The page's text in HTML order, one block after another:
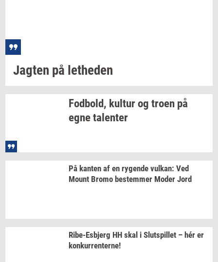
Jag­ten på let­he­den
Fod­bold, kul­turog troen på
egneta­len­ter
På kan­ten af en ry­gen­de vulkan: Ved
Mount Bromo be­stem­mer Moder Jord
Ribe-​Esbjerg HH skal i Slut­spil­let – hér er
kon­kur­ren­ter­ne!